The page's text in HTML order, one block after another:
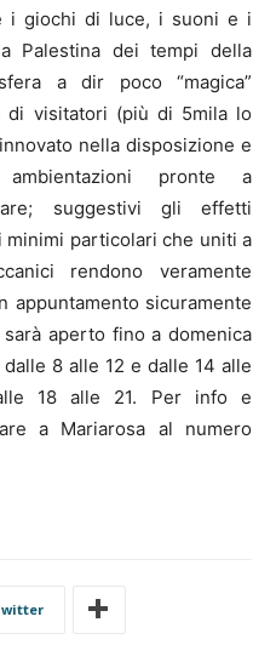
i giochi di luce, i suoni e i
Palestina dei tempi della
a dir poco “magica”
di visitatori (più di 5mila lo
nella disposizione e
pronte a
suggestivi gli effetti
particolari che uniti a
rendono veramente
appuntamento sicuramente
aperto fino a domenica
8 alle 12 e dalle 14 alle
18 alle 21. Per info e
a Mariarosa al numero